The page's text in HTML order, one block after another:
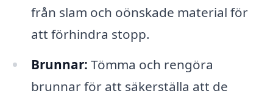
från slam och oönskade material för
att förhindra stopp.
Brunnar: Tömma och rengöra
brunnar för att säkerställa att de